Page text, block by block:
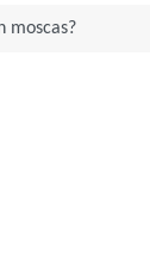
moscas?